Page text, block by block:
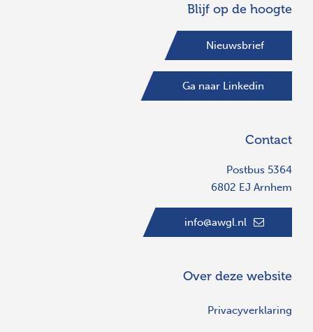
Blijf op de hoogte
Nieuwsbrief
Ga naar Linkedin
Contact
Postbus 5364
6802 EJ Arnhem
info@awgl.nl
Over deze website
Privacyverklaring